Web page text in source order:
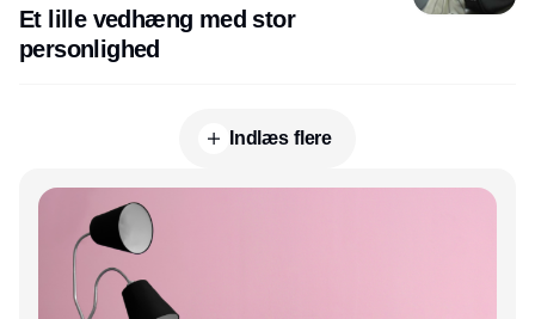
Et lille vedhæng med stor
personlighed
Indlæs flere